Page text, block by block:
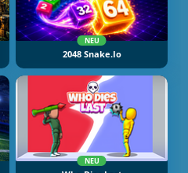
NEU
2048 Snake.io
NEU